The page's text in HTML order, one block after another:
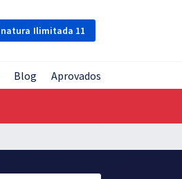
Ilimitada 11
Blog Aprovados